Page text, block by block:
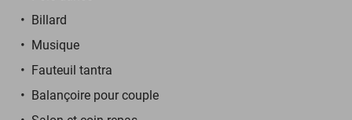
Billard
Musique
Fauteuil tantra
Balançoire pour couple